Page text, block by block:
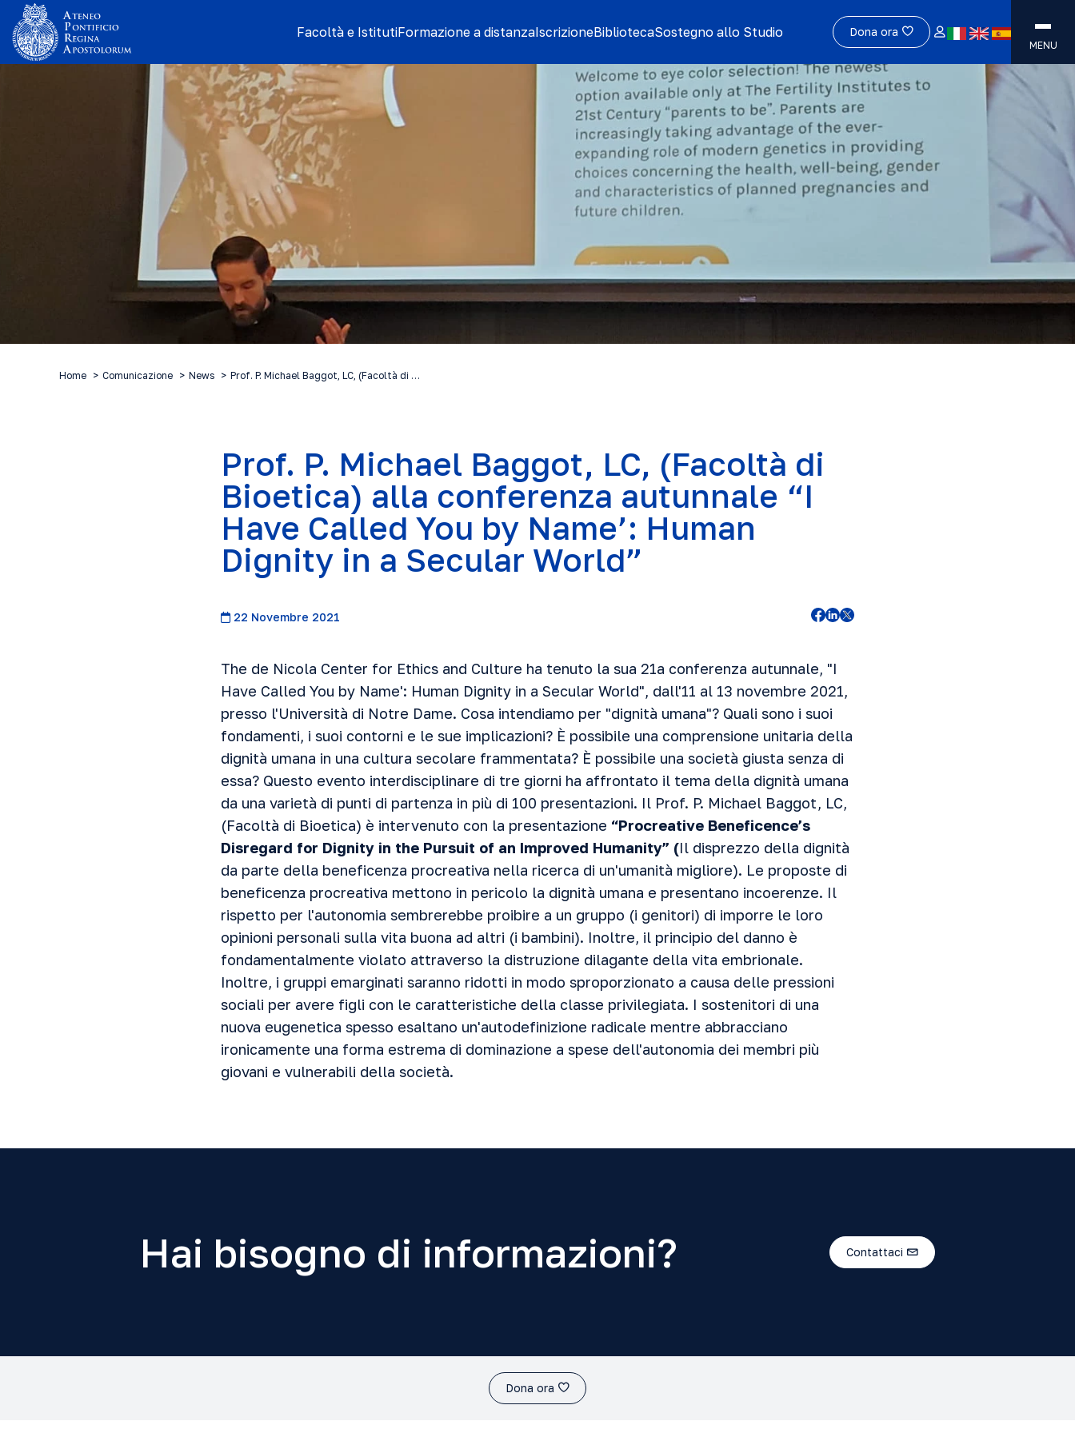
Facoltà e IstitutiFormazione a distanzaIscrizioneBibliotecaSostegno allo Studio Dona ora
MENU
Home Comunicazione News Prof. P. Michael Baggot, LC, (Facoltà di …
Prof. P. Michael Baggot, LC, (Facoltà di
Bioetica) alla conferenza autunnale “I
Have Called You by Name’: Human
Dignity in a Secular World”
22 Novembre 2021
The de Nicola Center for Ethics and Culture ha tenuto la sua 21a conferenza autunnale, "I
Have Called You by Name': Human Dignity in a Secular World", dall'11 al 13 novembre 2021,
presso l'Università di Notre Dame. Cosa intendiamo per "dignità umana"? Quali sono i suoi
fondamenti, i suoi contorni e le sue implicazioni? È possibile una comprensione unitaria della
dignità umana in una cultura secolare frammentata? È possibile una società giusta senza di
essa? Questo evento interdisciplinare di tre giorni ha affrontato il tema della dignità umana
da una varietà di punti di partenza in più di 100 presentazioni. Il Prof. P. Michael Baggot, LC,
(Facoltà di Bioetica) è intervenuto con la presentazione “Procreative Beneficence’s
Disregard for Dignity in the Pursuit of an Improved Humanity” (Il disprezzo della dignità
da parte della beneficenza procreativa nella ricerca di un'umanità migliore). Le proposte di
beneficenza procreativa mettono in pericolo la dignità umana e presentano incoerenze. Il
rispetto per l'autonomia sembrerebbe proibire a un gruppo (i genitori) di imporre le loro
opinioni personali sulla vita buona ad altri (i bambini). Inoltre, il principio del danno è
fondamentalmente violato attraverso la distruzione dilagante della vita embrionale.
Inoltre, i gruppi emarginati saranno ridotti in modo sproporzionato a causa delle pressioni
sociali per avere figli con le caratteristiche della classe privilegiata. I sostenitori di una
nuova eugenetica spesso esaltano un'autodefinizione radicale mentre abbracciano
ironicamente una forma estrema di dominazione a spese dell'autonomia dei membri più
giovani e vulnerabili della società.
Hai bisogno di informazioni? Contattaci
Dona ora